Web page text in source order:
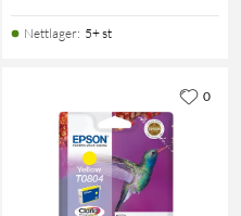
Nettlager: 5+ st
0